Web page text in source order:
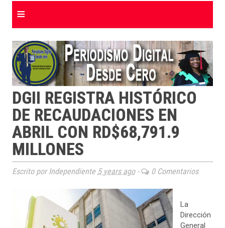
≡
DGII REGISTRA HISTÓRICO
DE RECAUDACIONES EN
ABRIL CON RD$68,791.9
MILLONES
Escrito por Independiente 5 years ago- 0 Comentarios
La
Dirección
General